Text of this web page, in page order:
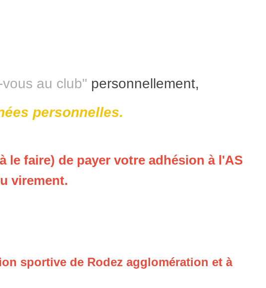
au club" personnellement,
personnelles.
le faire) de payer votre adhésion à l'AS
virement.
sportive de Rodez agglomération et à